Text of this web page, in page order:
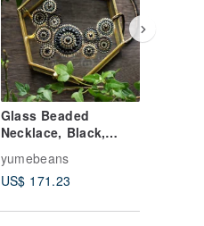
Glass Beaded
Necklace, Black,
Gold, Shape imaged
Chinese peony
yumebeans
US$ 171.23